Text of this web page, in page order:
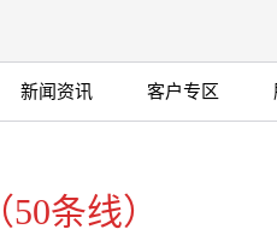
新闻资讯 客户专区
条线）